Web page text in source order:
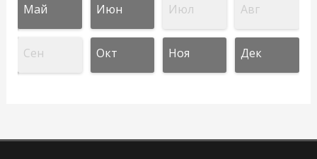
Май Июн Июл Авг
Сен Окт Ноя Дек